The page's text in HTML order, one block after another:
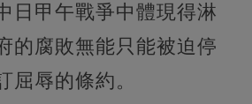
日甲午戰爭中體現得淋
的腐敗無能只能被迫停
屈辱的條約。